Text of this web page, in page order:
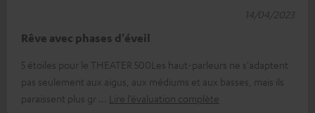
Rêve avec phases d'éveil
5 étoiles pour le THEATER 500Les haut-parleurs ne s'adaptent
pas seulement aux aigus, aux médiums et aux basses, mais ils
paraissent plus gr
Lire l’évaluation complète
14/04/2023